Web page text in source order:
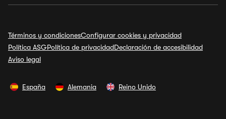
Términos y condicionesConfigurar cookies y privacidad
Política ASGPolítica de privacidadDeclaración de accesibilidad
Aviso legal
España Alemania Reino Unido